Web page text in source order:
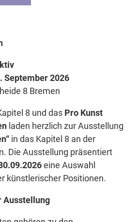
September 2026
8 Bremen
8 und das Pro Kunst
laden herzlich zur Ausstellung
in das Kapitel 8 an der
Die Ausstellung präsentiert
eine Auswahl
künstlerischer Positionen.
Ausstellung